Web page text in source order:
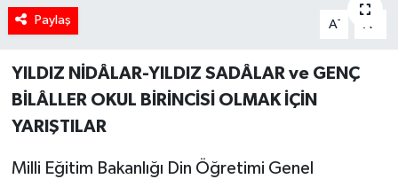
Paylaş A- A
YILDIZ NİDÂLAR-YILDIZ SADÂLAR ve GENÇ
BİLÂLLER OKUL BİRİNCİSİ OLMAK İÇİN
YARIŞTILAR
Milli Eğitim Bakanlığı Din Öğretimi Genel